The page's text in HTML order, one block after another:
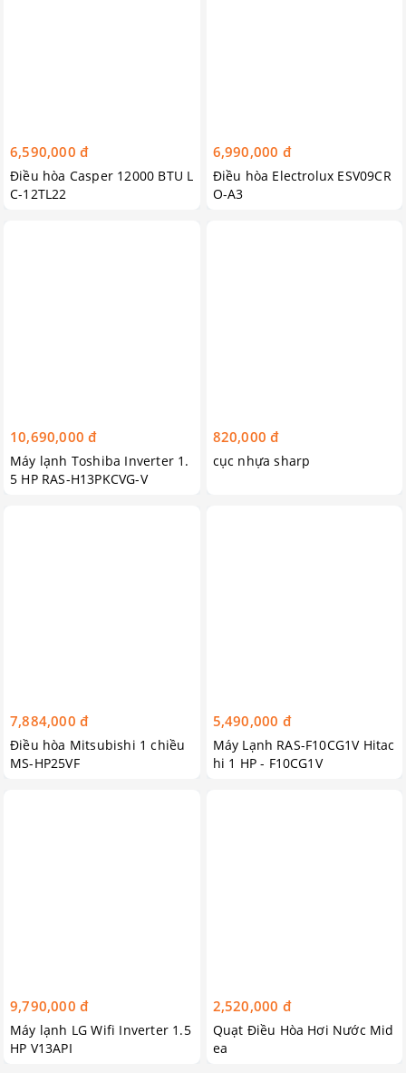
6,590,000 đ
Điều hòa Casper 12000 BTU L
C-12TL22
6,990,000 đ
Điều hòa Electrolux ESV09CR
O-A3
10,690,000 đ
Máy lạnh Toshiba Inverter 1.
5 HP RAS-H13PKCVG-V
820,000 đ
cục nhựa sharp
7,884,000 đ
Điều hòa Mitsubishi 1 chiều
MS-HP25VF
5,490,000 đ
Máy Lạnh RAS-F10CG1V Hitac
hi 1 HP - F10CG1V
9,790,000 đ
Máy lạnh LG Wifi Inverter 1.5
HP V13API
2,520,000 đ
Quạt Điều Hòa Hơi Nước Mid
ea